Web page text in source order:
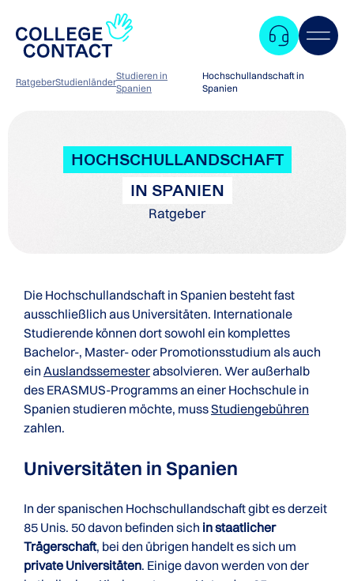
RatgeberStudienländer
Studieren in
Spanien
Hochschullandschaft in
Spanien
HOCHSCHULLANDSCHAFT
IN SPANIEN
Ratgeber
Die Hochschullandschaft in Spanien besteht fast
ausschließlich aus Universitäten. Internationale
Studierende können dort sowohl ein komplettes
Bachelor-, Master- oder Promotionsstudium als auch
ein Auslandssemesterabsolvieren. Wer außerhalb
des ERASMUS-Programms an einer Hochschule in
Spanien studieren möchte, mussStudiengebühren
zahlen.
Universitäten in Spanien
In der spanischen Hochschullandschaft gibt es derzeit
85 Unis. 50 davon befinden sich in staatlicher
Trägerschaft, bei den übrigen handelt es sich um
private Universitäten. Einige davon werden von der